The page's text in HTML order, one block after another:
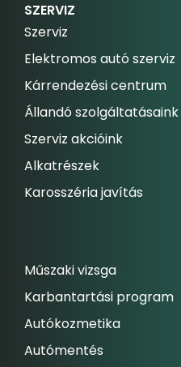
SZERVIZ
Szerviz
Elektromos autó szerviz
Kárrendezési centrum
Állandó szolgáltatásaink
Szerviz akcióink
Alkatrészek
Karosszéria javítás
Műszaki vizsga
Karbantartási program
Autókozmetika
Autómentés